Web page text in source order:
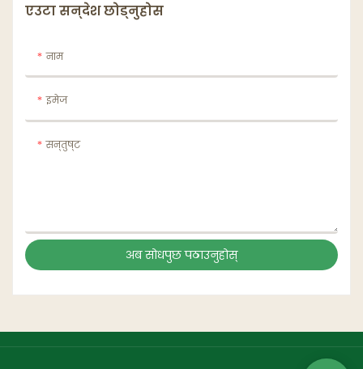
एउटा सन्देश छोड्नुहोस
नाम
इमेज
सन्तुष्ट
अब सोधपुछ पठाउनुहोस्